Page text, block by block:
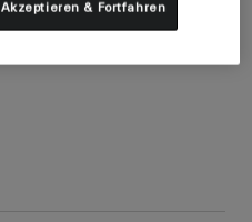
Akzeptieren & Fortfahren